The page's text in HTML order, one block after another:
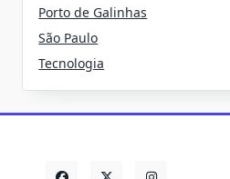
Porto de Galinhas
São Paulo
Tecnologia